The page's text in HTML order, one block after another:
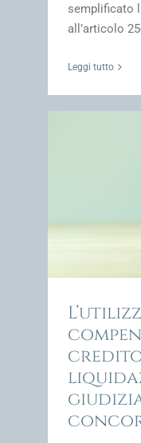
semplificato
all’articolo
Leggi tutto